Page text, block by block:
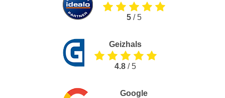
5/ 5
Geizhals
4.8 / 5
Google